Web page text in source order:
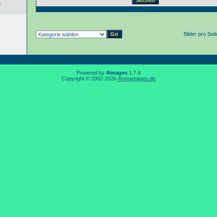
Bilder pro
Powered by 4images 1.7.4
Copyright © 2002-2026 4homepages.de